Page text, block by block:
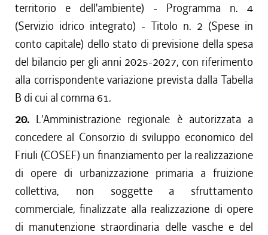
territorio e dell'ambiente) - Programma n. 4
(Servizio idrico integrato) - Titolo n. 2 (Spese in
conto capitale) dello stato di previsione della spesa
del bilancio per gli anni 2025-2027, con riferimento
alla corrispondente variazione prevista dalla Tabella
B di cui al comma 61.
20. L'Amministrazione regionale è autorizzata a
concedere al Consorzio di sviluppo economico del
Friuli (COSEF) un finanziamento per la realizzazione
di opere di urbanizzazione primaria a fruizione
collettiva, non soggette a sfruttamento
commerciale, finalizzate alla realizzazione di opere
di manutenzione straordinaria delle vasche e del